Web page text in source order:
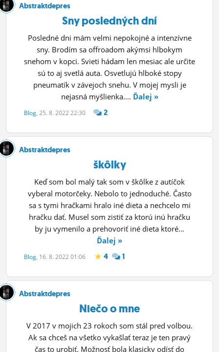
Abstraktdepres
Sny posledných dní
Posledné dni mám velmi nepokojné a intenzívne
sny. Brodím sa offroadom akýmsi hlbokym
snehom v kopci. Svieti hádam len mesiac ale určite
sú to aj svetlá auta. Osvetlujú hlboké stopy
pneumatík v závejoch snehu. V mojej mysli je
nejasná myšlienka.... Ďalej »
Blog, 25. 8. 2022 22:30 2
Abstraktdepres
škôlky
Keď som bol malý tak som v škôlke z autíčok
vyberal motorčeky. Nebolo to jednoduché. Často
sa s tymi hračkami hralo iné dieta a nechcelo mi
hračku dať. Musel som zistiť za ktorú inú hračku
by ju vymenilo a prehovoriť iné dieta ktoré...
Ďalej »
Blog, 16. 8. 2022 01:06 4 1
Abstraktdepres
Niečo o mne
V 2017 v mojich 23 rokoch som stál pred volbou.
Ak sa chceš na všetko vykašlať teraz je ten pravý
čas to urobiť. Možnosť bola klasicky odísť do